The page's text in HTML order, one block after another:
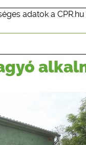
adatok a